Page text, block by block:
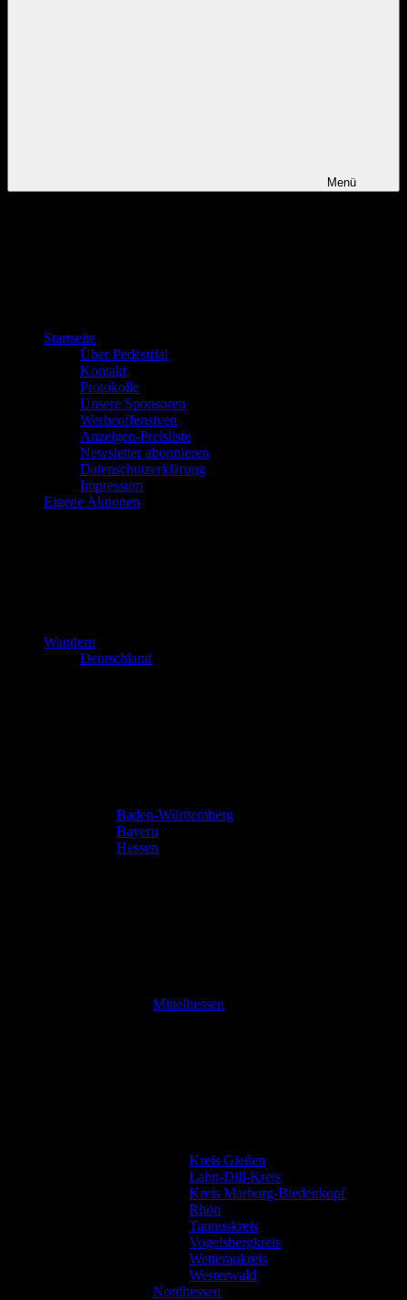
Menü
Startseite
Über Pedestrial
Kontakt
Protokolle
Unsere Sponsoren
Werbeoffensiven
Anzeigen-Preisliste
Newsletter abonnieren
Datenschutzerklärung
Impressum
Eigene Aktionen
Wandern
Deutschland
Baden-Württemberg
Bayern
Hessen
Mittelhessen
Kreis Gießen
Lahn-Dill-Kreis
Kreis Marburg-Biedenkopf
Rhön
Taunuskreis
Vogelsbergkreis
Wetteraukreis
Westerwald
Nordhessen